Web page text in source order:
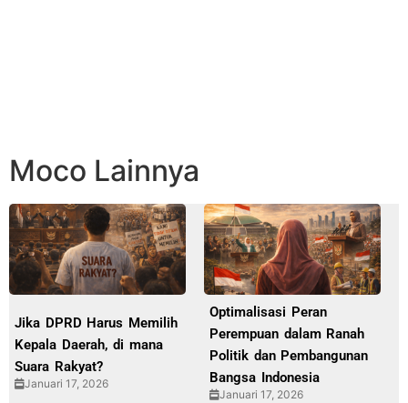
Moco Lainnya
Jika DPRD Harus Memilih
Kepala Daerah, di mana
Suara Rakyat?
Januari 17, 2026
Optimalisasi Peran
Perempuan dalam Ranah
Politik dan Pembangunan
Bangsa Indonesia
Januari 17, 2026